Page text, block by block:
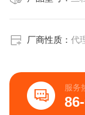
厂商性质：代
服务